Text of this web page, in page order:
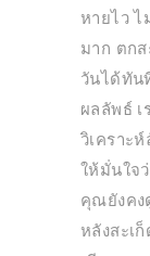
หายไว
มาก ตก
วันได้ทัน
ผลลัพธ์
วิเคราะ
ให้มั่นใจ
คุณยังคง
หลังสะเ